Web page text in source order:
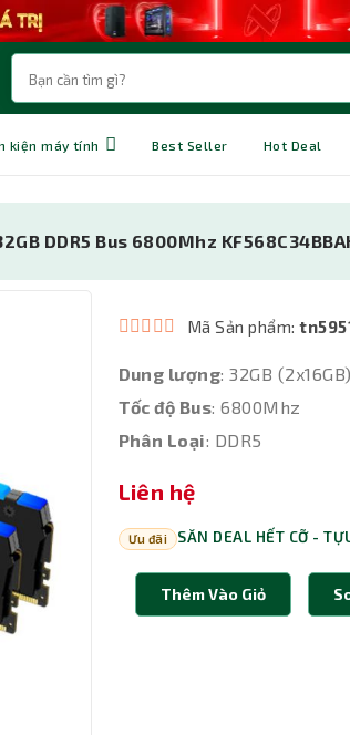
kiện máy tính Best Seller Hot Deal
DDR5 Bus 6800Mhz
Mã Sản phẩm:
Dung lượng: 32GB (2x16GB)
Tốc độ Bus: 6800Mhz
Phân Loại: DDR5
Liên hệ
Ưu đãi SĂN DEAL HẾT CỠ -
Thêm Vào Giỏ